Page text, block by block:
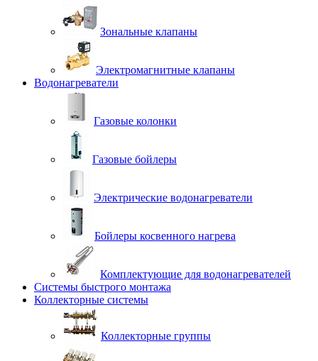
Зональные клапаны
Электромагнитные клапаны
Водонагреватели
Газовые колонки
Газовые бойлеры
Электрические водонагреватели
Бойлеры косвенного нагрева
Комплектующие для водонагревателей
Системы быстрого монтажа
Коллекторные системы
Коллекторные группы